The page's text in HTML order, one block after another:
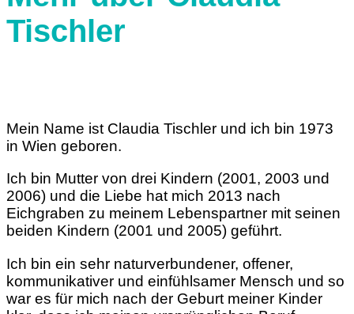
Tischler
Mein Name ist Claudia Tischler und ich bin 1973
in Wien geboren.
Ich bin Mutter von drei Kindern (2001, 2003 und
2006) und die Liebe hat mich 2013 nach
Eichgraben zu meinem Lebenspartner mit seinen
beiden Kindern (2001 und 2005) geführt.
Ich bin ein sehr naturverbundener, offener,
kommunikativer und einfühlsamer Mensch und so
war es für mich nach der Geburt meiner Kinder